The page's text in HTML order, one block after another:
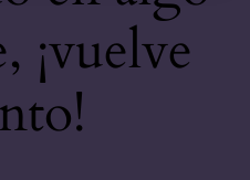
¡vuelve